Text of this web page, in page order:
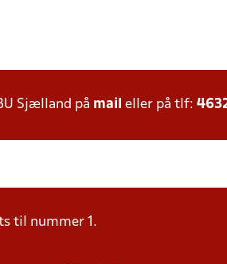
Sjælland på mail eller på tlf:
til nummer 1.